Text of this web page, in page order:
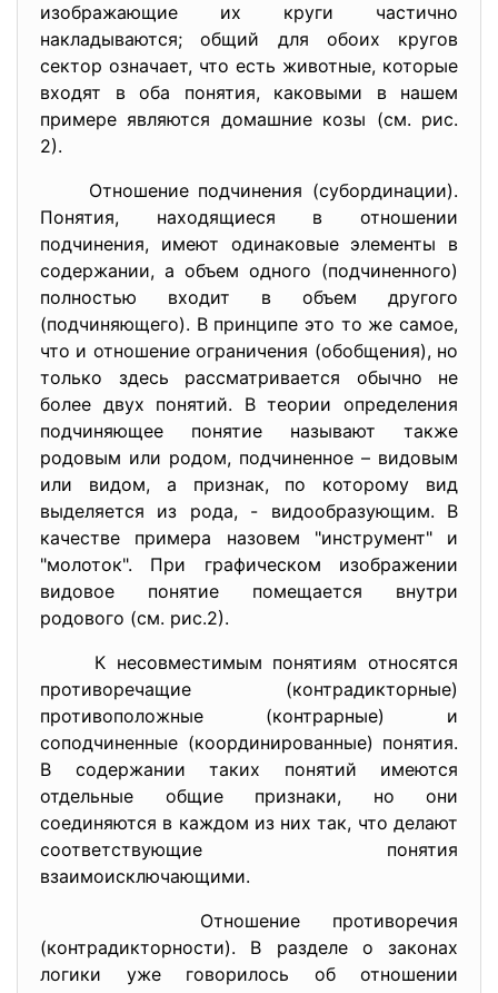
изображающие их круги частично
накладываются; общий для обоих кругов
сектор означает, что есть животные, которые
входят в оба понятия, каковыми в нашем
примере являются домашние козы (см. рис.
2).
Отношение подчинения (субординации).
Понятия, находящиеся в отношении
подчинения, имеют одинаковые элементы в
содержании, а объем одного (подчиненного)
полностью входит в объем другого
(подчиняющего). В принципе это то же самое,
что и отношение ограничения (обобщения), но
только здесь рассматривается обычно не
более двух понятий. В теории определения
подчиняющее понятие называют также
родовым или родом, подчиненное – видовым
или видом, а признак, по которому вид
выделяется из рода, - видообразующим. В
качестве примера назовем "инструмент" и
"молоток". При графическом изображении
видовое понятие помещается внутри
родового (см. рис.2).
К несовместимым понятиям относятся
противоречащие (контрадикторные)
противоположные (контрарные) и
соподчиненные (координированные) понятия.
В содержании таких понятий имеются
отдельные общие признаки, но они
соединяются в каждом из них так, что делают
соответствующие понятия
взаимоисключающими.
Отношение противоречия
(контрадикторности). В разделе о законах
логики уже говорилось об отношении